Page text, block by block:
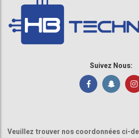
Suivez Nous:
Veuillez trouver nos coordonnées ci-